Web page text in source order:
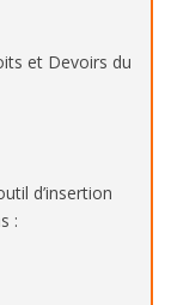
et Devoirs du
d’insertion
: